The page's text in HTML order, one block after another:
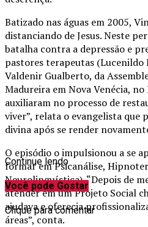
Batizado nas águas em 2005,
distanciando de Jesus. Neste
batalha contra a depressão e
pastores terapeutas (Lucenildo
Valdenir Gualberto, da
Madureira em Nova Venécia,
auxiliaram no processo de
viver”, relata o evangelista que
divina após se render
O episódio o impulsionou a se
formar em Psicanálise,
Neurolinguística). “Depois de
atender em um Projeto Social
ajudava e oferecia
áreas”, conta.
Continue lendo
Você pode Gostar
Clique para comentar